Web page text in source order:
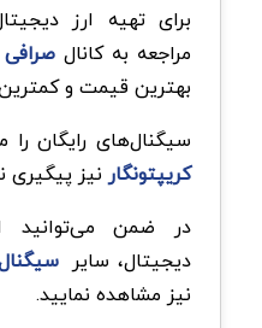
برای تهیه ارز
مراجعه به کانال
بهترین قیمت و کمترین
سیگنال‌های رایگان را
کریپتونگارنیز پیگیری
در ضمن می‌توانید
دیجیتال، سایر
نیز مشاهده نمایید.